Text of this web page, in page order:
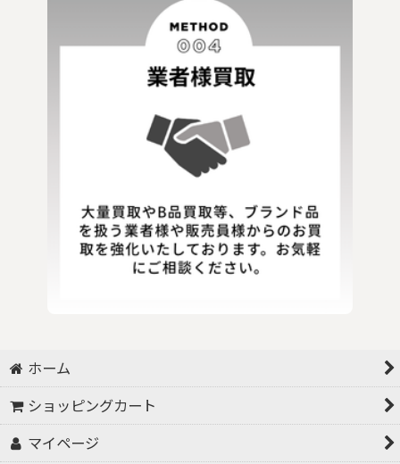
ホーム
ショッピングカート
マイページ